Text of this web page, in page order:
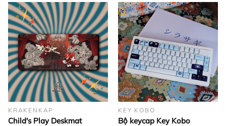
KRAKENKAP
Child's Play Deskmat
KEY KOBO
Bộ keycap Key Kobo